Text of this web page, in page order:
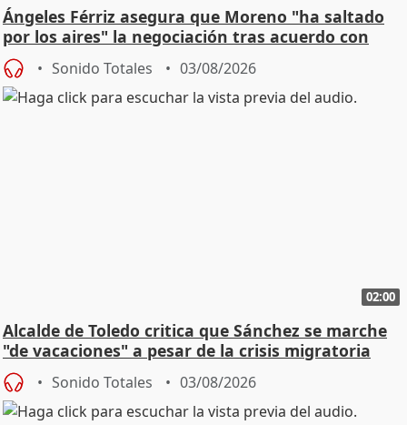
Ángeles Férriz asegura que Moreno "ha saltado
por los aires" la negociación tras acuerdo con
SMA
Sonido Totales 03/08/2026
02:00
Alcalde de Toledo critica que Sánchez se marche
"de vacaciones" a pesar de la crisis migratoria
Sonido Totales 03/08/2026